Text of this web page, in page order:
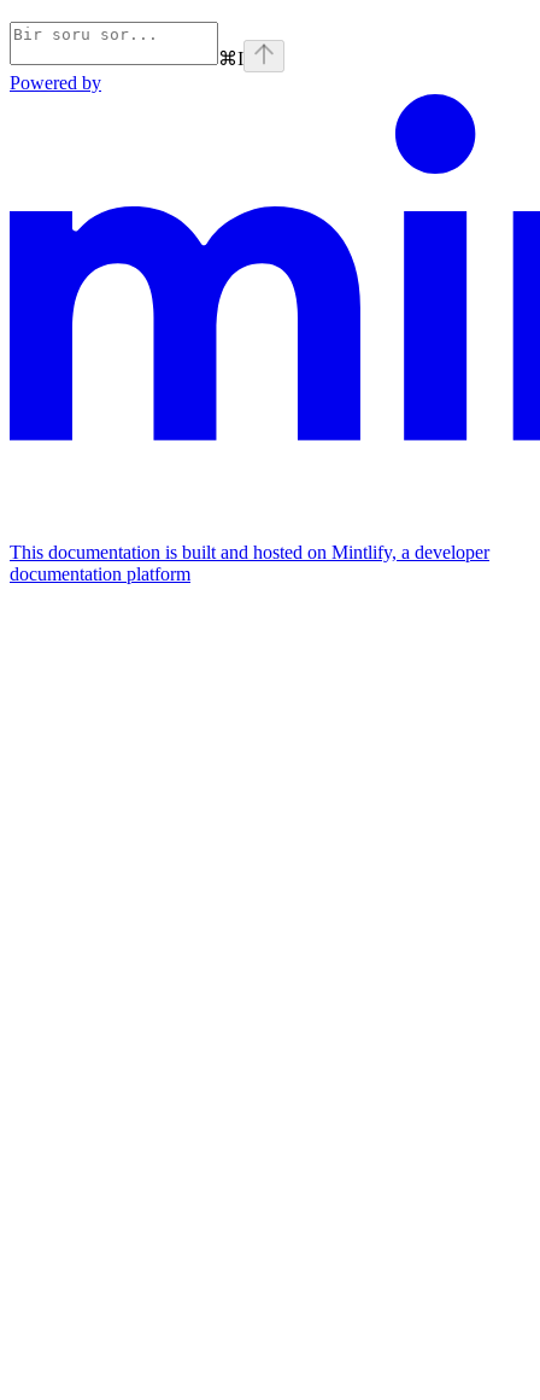
⌘I
Powered by
This documentation is built and hosted on Mintlify, a developer
documentation platform